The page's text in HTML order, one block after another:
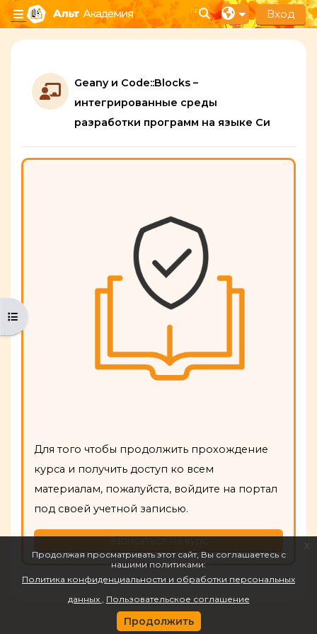
Перейти к основному содержанию
Продолжая просматривать этот сайт, Вы соглашаетесь с
нашими политиками:
Политика конфиденциальности и обработки персональных
данных
Пользовательское соглашение
Продолжить
x
Боковая панель
Изменить данные
Вход
Открыть оглавление курса
Geany и Code::Blocks –
интегрированные среды
разработки программ на языке СиЛекция
Для того чтобы продолжить прохождение
курса и получить доступ ко всем
материалам, пожалуйста, войдите на портал
под своей учетной записью.